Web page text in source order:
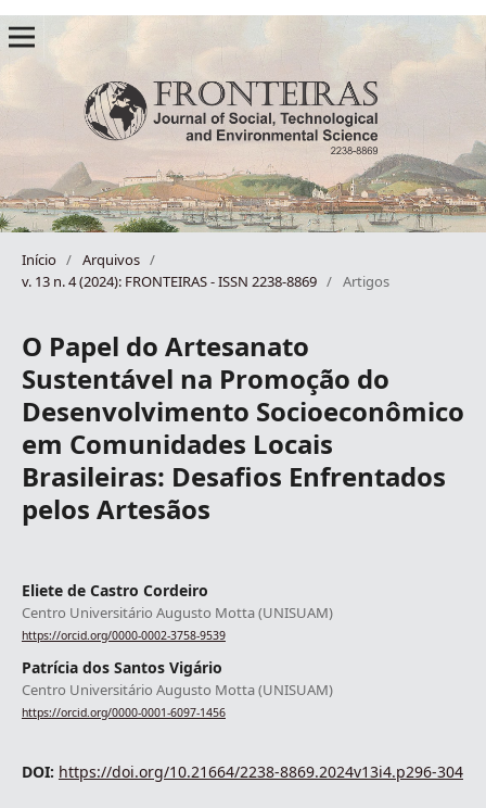
Início / Arquivos /
v. 13 n. 4 (2024): FRONTEIRAS - ISSN 2238-8869 / Artigos
O Papel do Artesanato
Sustentável na Promoção do
Desenvolvimento Socioeconômico
em Comunidades Locais
Brasileiras: Desafios Enfrentados
pelos Artesãos
Eliete de Castro Cordeiro
Centro Universitário Augusto Motta (UNISUAM)
https://orcid.org/0000-0002-3758-9539
Patrícia dos Santos Vigário
Centro Universitário Augusto Motta (UNISUAM)
https://orcid.org/0000-0001-6097-1456
DOI: https://doi.org/10.21664/2238-8869.2024v13i4.p296-304